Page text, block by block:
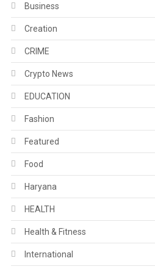
Business
Creation
CRIME
Crypto News
EDUCATION
Fashion
Featured
Food
Haryana
HEALTH
Health & Fitness
International